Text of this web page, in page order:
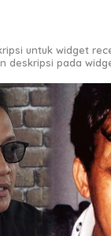
untuk widget
deskripsi pada